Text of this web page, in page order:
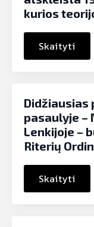
kurios
Skaityti
Didžiausias
pasaulyje –
Lenkijoje –
Riterių
Skaityti